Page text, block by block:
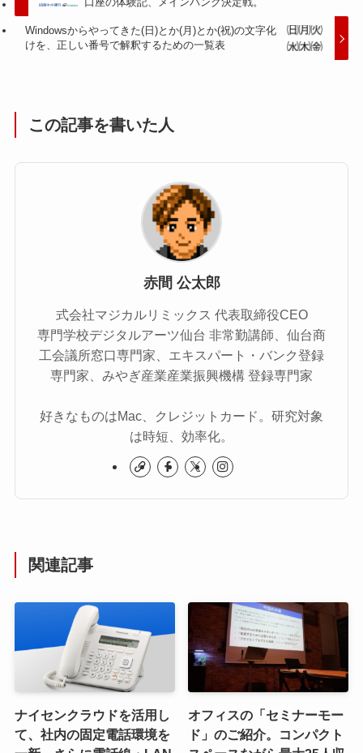
Windowsからやってきた(日)とか(月)とか(祝)の文字化
けを、正しい番号で解釈するための一覧表
この記事を書いた人
赤間 公太郎
式会社マジカルリミックス 代表取締役CEO
専門学校デジタルアーツ仙台 非常勤講師、仙台商
工会議所窓口専門家、エキスパート・バンク登録
専門家、みやぎ産業産業振興機構 登録専門家
好きなものはMac、クレジットカード。研究対象
は時短、効率化。
関連記事
ナイセンクラウドを活用し
て、社内の固定電話環境を
オフィスの「セミナーモー
ド」のご紹介。コンパクト